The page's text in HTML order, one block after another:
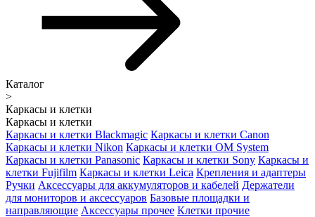
Каталог
>
Каркасы и клетки
Каркасы и клетки
Каркасы и клетки Blackmagic Каркасы и клетки Canon
Каркасы и клетки Nikon Каркасы и клетки OM System
Каркасы и клетки Panasonic Каркасы и клетки Sony Каркасы и
клетки Fujifilm Каркасы и клетки Leica Крепления и адаптеры
Ручки Аксессуары для аккумуляторов и кабелей Держатели
для мониторов и аксессуаров Базовые площадки и
направляющие Аксессуары прочее Клетки прочие